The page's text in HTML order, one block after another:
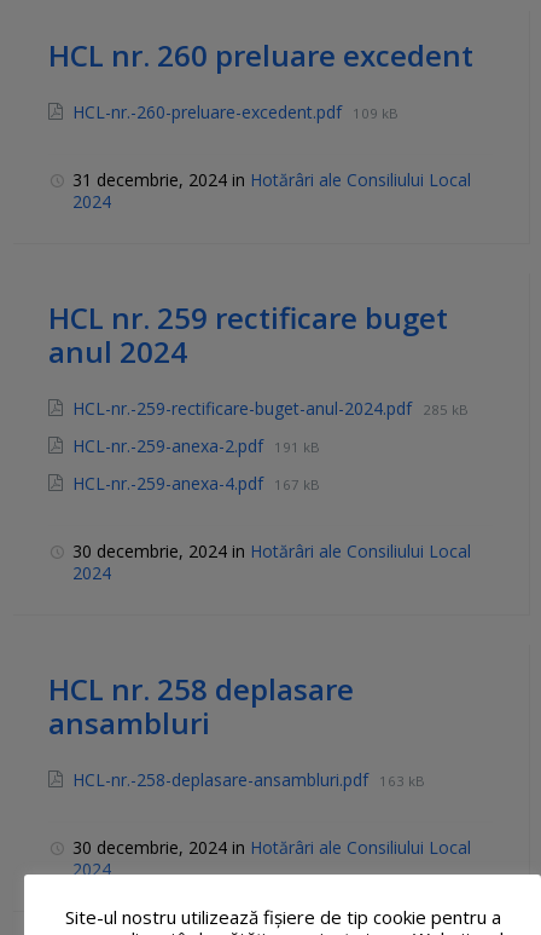
HCL nr. 260 preluare excedent
HCL-nr.-260-preluare-excedent.pdf 109 kB
31 decembrie, 2024 in Hotărâri ale Consiliului Local
2024
HCL nr. 259 rectificare buget
anul 2024
HCL-nr.-259-rectificare-buget-anul-2024.pdf 285 kB
HCL-nr.-259-anexa-2.pdf 191 kB
HCL-nr.-259-anexa-4.pdf 167 kB
30 decembrie, 2024 in Hotărâri ale Consiliului Local
2024
HCL nr. 258 deplasare
ansambluri
HCL-nr.-258-deplasare-ansambluri.pdf 163 kB
30 decembrie, 2024 in Hotărâri ale Consiliului Local
2024
Site-ul nostru utilizează fişiere de tip cookie pentru a